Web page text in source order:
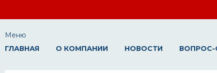
Меню
ГЛАВНАЯ
О КОМПАНИИ НОВОСТИ ВОПРОС-